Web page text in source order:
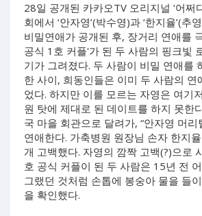
28일 공개된 카카오TV 오리지널 ‘어쩌
회에서 ‘안자영’(박수영)과 ‘한지율’(추
비밀연애가 공개된 후, 장거리 연애를
공식 1호 커플'가 된 두 사람의 핑크빛
기가 그려졌다. 두 사람이 비밀 연애를
한 사이, 희동인들은 이미 두 사람의 연
었다. 하지만 이를 모르는 자영은 여기
원 탓에 제대로 된 데이트를 하지 못한
국 마을 회관으로 달려가, “안자영 머
연애한다. 가축병원 원장님 손자 한지
개 고백했다. 자영의 깜짝 고백(?)으로
호 공식 커플이 된 두 사람은 15년 전
그랬던 것처럼 손톱에 봉숭아 물을 들
을 확인했다.